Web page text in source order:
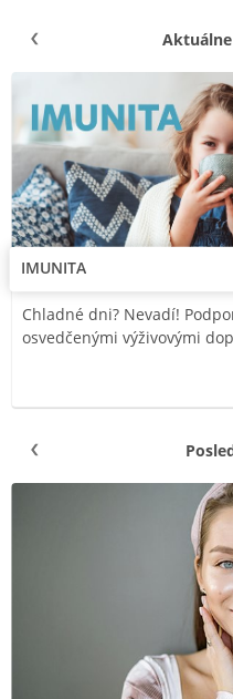
IMUNITA
Chladné dni? Nevadí!
osvedčenými výživovými